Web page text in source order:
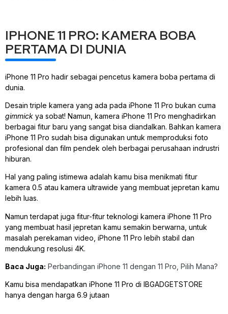
IPHONE 11 PRO: KAMERA BOBA
PERTAMA DI DUNIA
iPhone 11 Pro hadir sebagai pencetus kamera boba pertama di
dunia.
Desain triple kamera yang ada pada iPhone 11 Pro bukan cuma
gimmick ya sobat! Namun, kamera iPhone 11 Pro menghadirkan
berbagai fitur baru yang sangat bisa diandalkan. Bahkan kamera
iPhone 11 Pro sudah bisa digunakan untuk memproduksi foto
profesional dan film pendek oleh berbagai perusahaan indrustri
hiburan.
Hal yang paling istimewa adalah kamu bisa menikmati fitur
kamera 0.5 atau kamera ultrawide yang membuat jepretan kamu
lebih luas.
Namun terdapat juga fitur-fitur teknologi kamera iPhone 11 Pro
yang membuat hasil jepretan kamu semakin berwarna, untuk
masalah perekaman video, iPhone 11 Pro lebih stabil dan
mendukung resolusi 4K.
Baca Juga: Perbandingan iPhone 11 dengan 11 Pro, Pilih Mana?
Kamu bisa mendapatkan iPhone 11 Pro di IBGADGETSTORE
hanya dengan harga 6.9 jutaan